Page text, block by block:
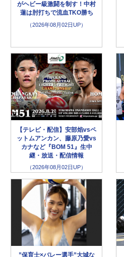
がヘビー級激闘を制す！中村
蓮は肘打ちで流血TKO勝ち
（2026年08月02日UP）
【テレビ・配信】安部焰vsペ
ットムアンカン、藤原乃愛vs
カナなど『BOM 51』生中
継・放送・配信情報
（2026年08月02日UP）
”保育士×バレー選手”大城な